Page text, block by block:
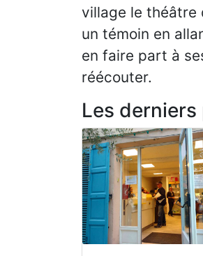
village le théâtre
un témoin en
en faire part à
réécouter.
Les